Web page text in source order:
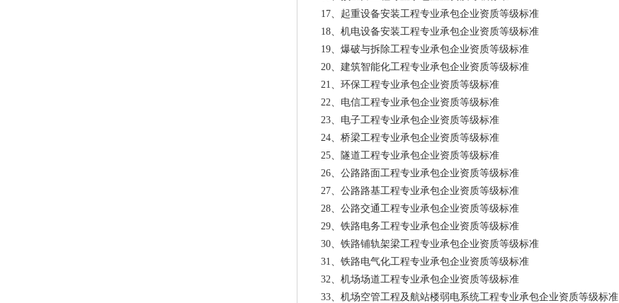
17、起重设备安装工程专业承包企业资质等级标准
18、机电设备安装工程专业承包企业资质等级标准
19、爆破与拆除工程专业承包企业资质等级标准
20、建筑智能化工程专业承包企业资质等级标准
21、环保工程专业承包企业资质等级标准
22、电信工程专业承包企业资质等级标准
23、电子工程专业承包企业资质等级标准
24、桥梁工程专业承包企业资质等级标准
25、隧道工程专业承包企业资质等级标准
26、公路路面工程专业承包企业资质等级标准
27、公路路基工程专业承包企业资质等级标准
28、公路交通工程专业承包企业资质等级标准
29、铁路电务工程专业承包企业资质等级标准
30、铁路铺轨架梁工程专业承包企业资质等级标准
31、铁路电气化工程专业承包企业资质等级标准
32、机场场道工程专业承包企业资质等级标准
33、机场空管工程及航站楼弱电系统工程专业承包企业资质等级标准